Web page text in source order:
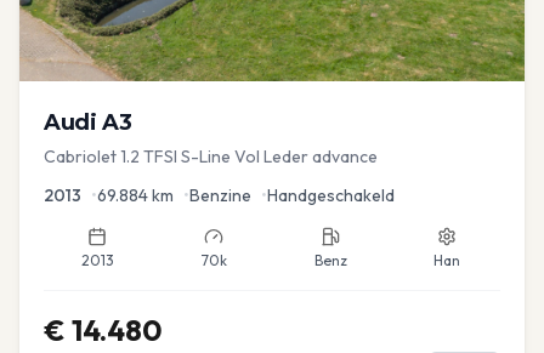
Audi A3
Cabriolet 1.2 TFSI S-Line Vol Leder advance
2013 •69.884km •Benzine •Handgeschakeld
2013 70k Benz Han
€ 14.480